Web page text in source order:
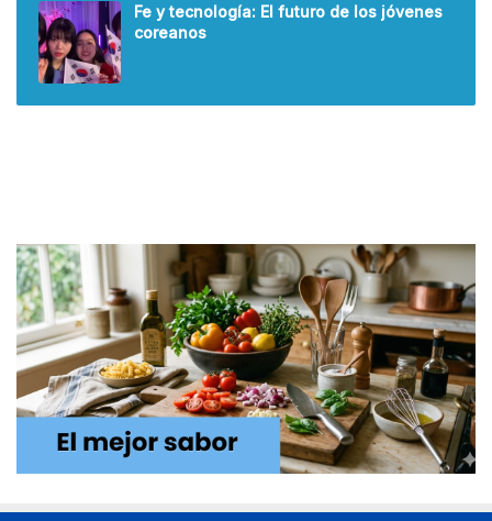
Fe y tecnología: El futuro de los jóvenes
coreanos